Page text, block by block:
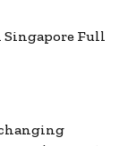
Full